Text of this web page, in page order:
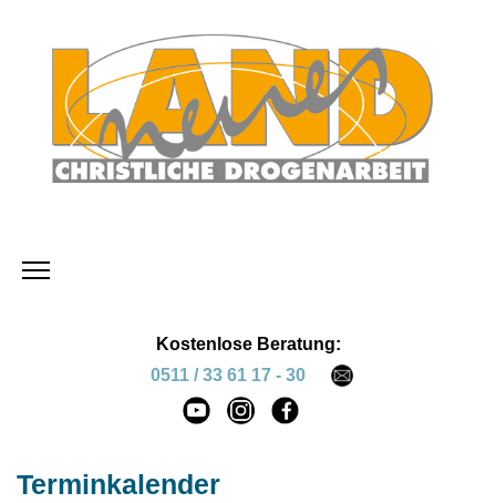
Kostenlose Beratung:
0511 / 33 61 17 - 30
Terminkalender